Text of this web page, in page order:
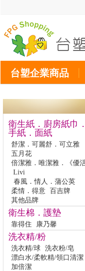
台塑企業商品
衛生紙．廚房紙巾
手紙．面紙
舒潔．可麗舒．可立雅
五月花
倍潔雅．唯潔雅．《優活
Livi
春風．情人．蒲公英
柔情．得意 百吉牌
其他品牌
衛生棉．護墊
靠得住 康乃馨
洗衣精/粉
洗衣精/球 洗衣粉/皂
漂白水/柔軟精/領口清潔
加倍潔